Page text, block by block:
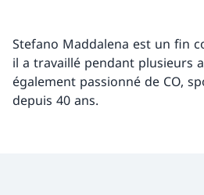
Stefano Maddalena est un fin
il a travaillé pendant plusieurs
également passionné de CO,
depuis 40 ans.